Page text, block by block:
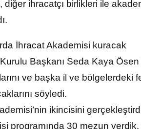
ihracatçı birlikleri ile
İhracat Akademisi kuracak
Başkanı Seda Kaya
ve başka il ve bölgelerdeki
söyledi.
ikincisini
programında 30 mezun